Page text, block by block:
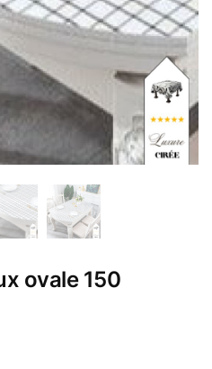
ovale 150